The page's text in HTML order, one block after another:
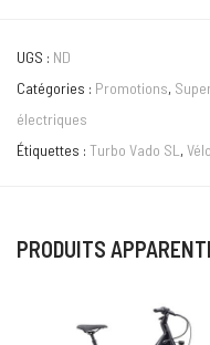
UGS : ND
Catégories : Promotions,
électriques
Étiquettes : Turbo Vado SL,
PRODUITS